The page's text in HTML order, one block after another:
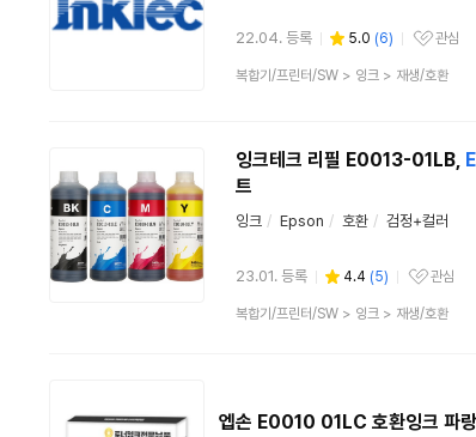
22.04. 등록 5.0 (6)
관심상품
관심
상
복합기/프린터/SW> 잉크> 재생/호환
잉크테크 리필 E0013-01LB,
트
잉크 / Epson / 호환 / 검정+컬러
23.01. 등록 4.4 (5)
관심상품
관심
상
복합기/프린터/SW> 잉크> 재생/호환
엡손 E0010 01LC 호환잉크 파